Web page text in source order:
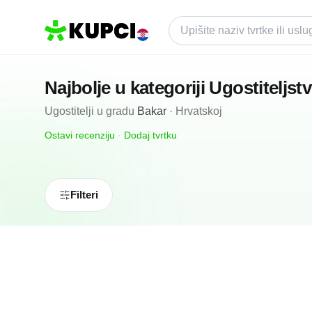
Najbolje u kategoriji
Ugostitelji u gradu Bakar · Hrvatskoj
Ostavi recenziju · Dodaj tvrtku
Filteri